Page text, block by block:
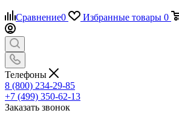
Сравнение0 Избранные товары 0
Телефоны
8 (800) 234-29-85
+7 (499) 350-62-13
Заказать звонок